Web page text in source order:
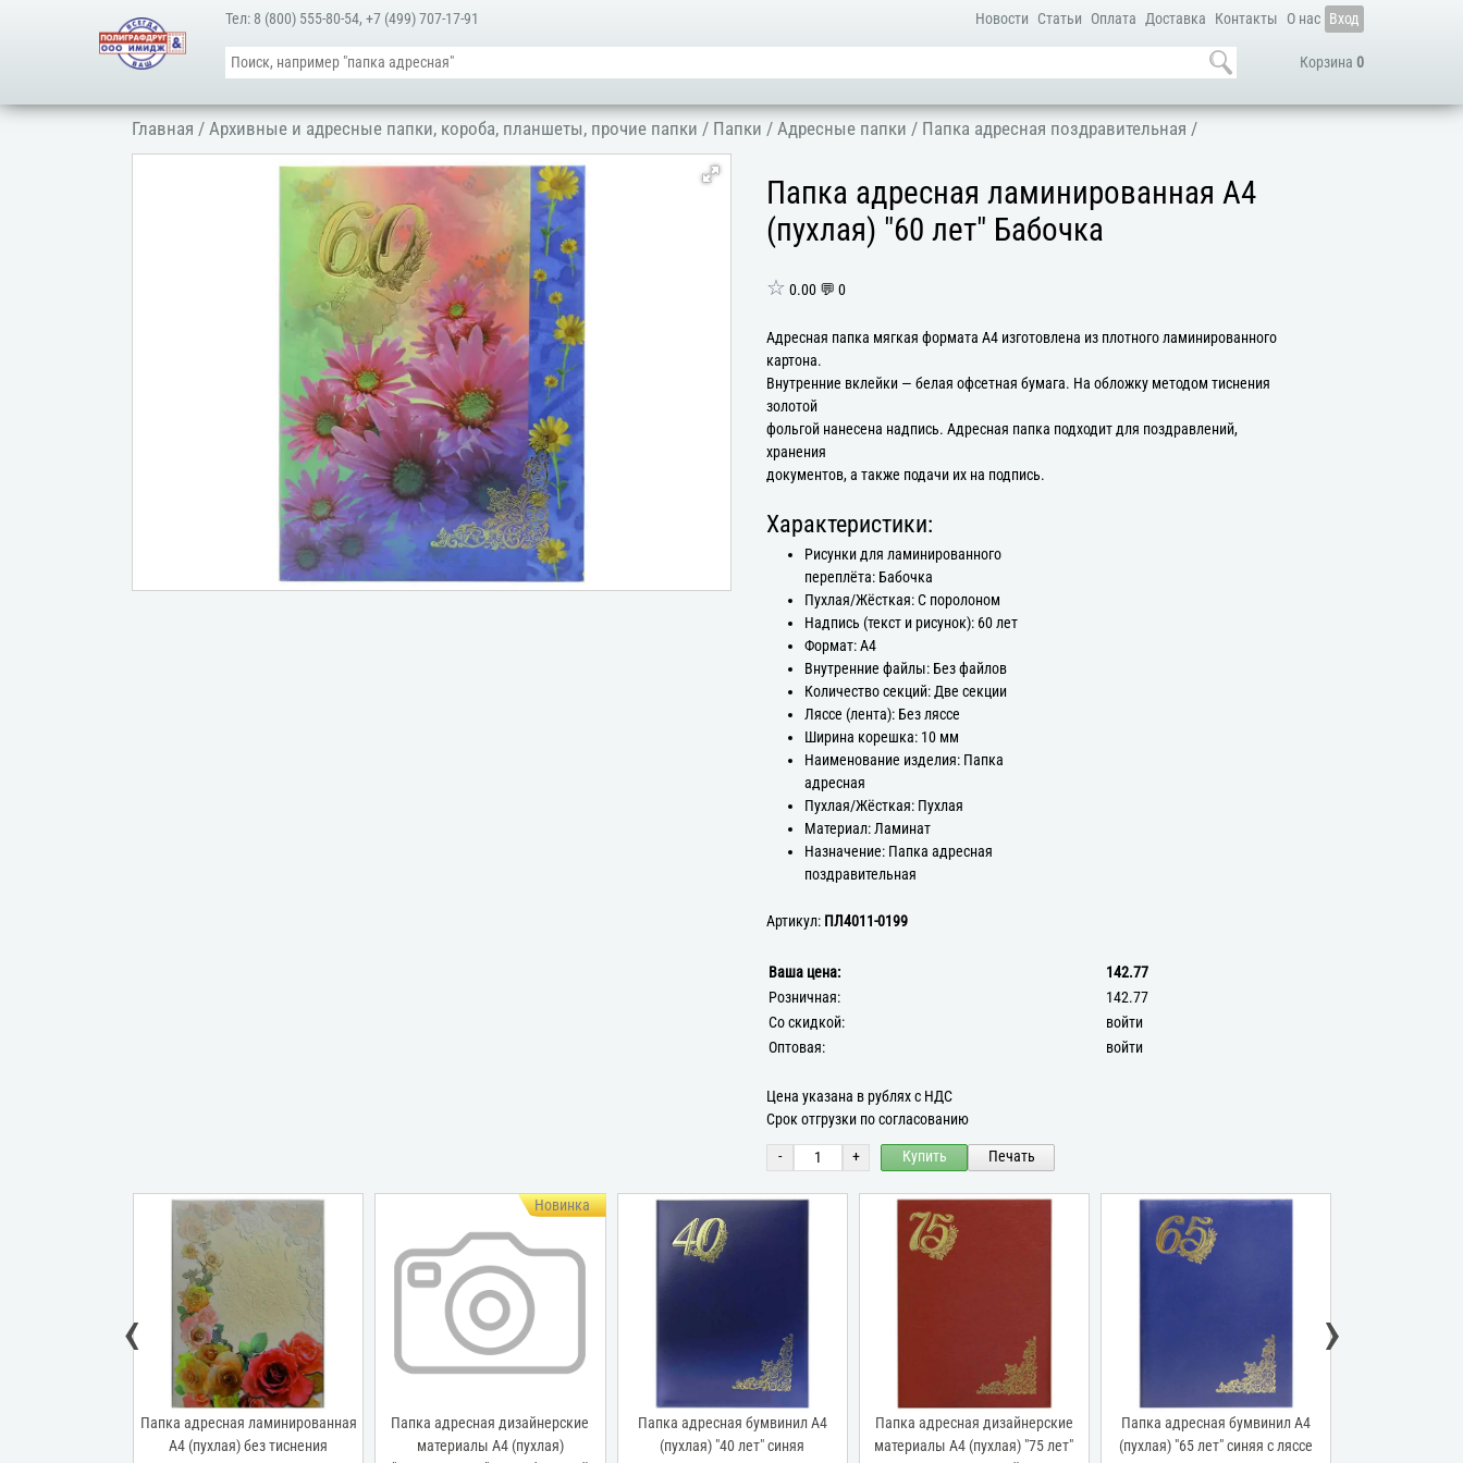
Новости Статьи Оплата Доставка Контакты О нас Вход
Корзина 0
Тел: 8 (800) 555-80-54,+7 (499) 707-17-91
Главная /Архивные и адресные папки, короба, планшеты, прочие папки / Папки /Адресные папки / Папка адресная поздравительная /
Папка адресная ламинированная А4
(пухлая) "60 лет" Бабочка
☆ 0.00 💬 0
Адресная папка мягкая формата А4 изготовлена из плотного ламинированного
картона.
Внутренние вклейки — белая офсетная бумага. На обложку методом тиснения
золотой
фольгой нанесена надпись. Адресная папка подходит для поздравлений,
хранения
документов, а также подачи их на подпись.
Характеристики:
Рисунки для ламинированного
переплёта: Бабочка
Пухлая/Жёсткая: С поролоном
Надпись (текст и рисунок): 60 лет
Формат: А4
Внутренние файлы: Без файлов
Количество секций: Две секции
Ляссе (лента): Без ляссе
Ширина корешка: 10 мм
Наименование изделия: Папка
адресная
Пухлая/Жёсткая: Пухлая
Материал: Ламинат
Назначение: Папка адресная
поздравительная
Артикул: ПЛ4011-0199
Ваша цена:
142.77
Розничная:
142.77
Со скидкой:
войти
Оптовая:
войти
Цена указана в рублях с НДС
Срок отгрузки по согласованию
- + Купить Печать
Папка адресная ламинированная
А4 (пухлая) без тиснения
Новинка
Папка адресная дизайнерские
материалы А4 (пухлая)
Папка адресная бумвинил А4
(пухлая) "40 лет" синяя
Папка адресная дизайнерские
материалы А4 (пухлая) "75 лет"
Папка адресная бумвинил А4
(пухлая) "65 лет" синяя с ляссе
‹ ›